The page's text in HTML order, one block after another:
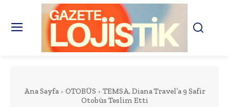
Ana Sayfa OTOBÜS
TEMSA, Diana Travel’a 9 Safir
Otobüs Teslim Etti